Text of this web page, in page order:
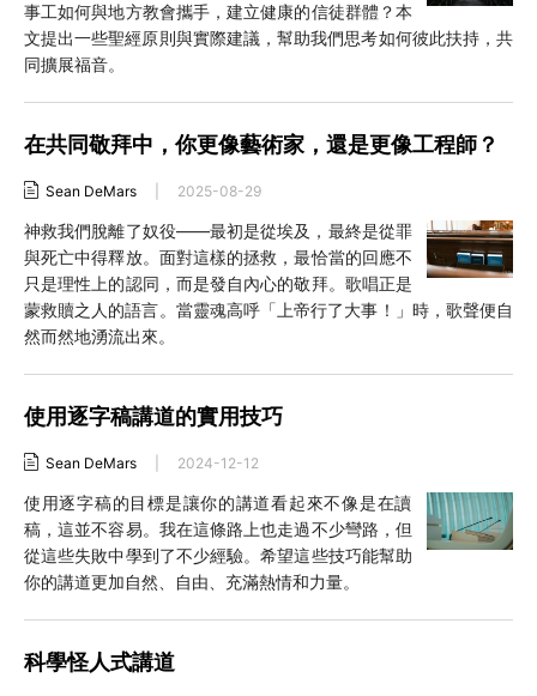
事工如何與地方教會攜手，建立健康的信徒群體？本
文提出一些聖經原則與實際建議，幫助我們思考如何彼此扶持，共
同擴展福音。
在共同敬拜中，你更像藝術家，還是更像工程師？
Sean DeMars 2025-08-29
神救我們脫離了奴役——最初是從埃及，最終是從罪
與死亡中得釋放。面對這樣的拯救，最恰當的回應不
只是理性上的認同，而是發自內心的敬拜。歌唱正是
蒙救贖之人的語言。當靈魂高呼「上帝行了大事！」時，歌聲便自
然而然地湧流出來。
使用逐字稿講道的實用技巧
Sean DeMars 2024-12-12
使用逐字稿的目標是讓你的講道看起來不像是在讀
稿，這並不容易。我在這條路上也走過不少彎路，但
從這些失敗中學到了不少經驗。希望這些技巧能幫助
你的講道更加自然、自由、充滿熱情和力量。
科學怪人式講道